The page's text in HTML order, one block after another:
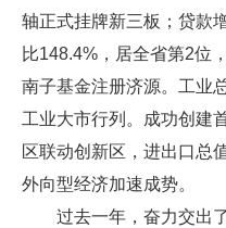
轴正式挂牌新三板；贷款
比148.4%，居全省第2位
南子基金注册济源。工业
工业大市行列。成功创建
区联动创新区，进出口总
外向型经济加速成势。
过去一年，奋力交出